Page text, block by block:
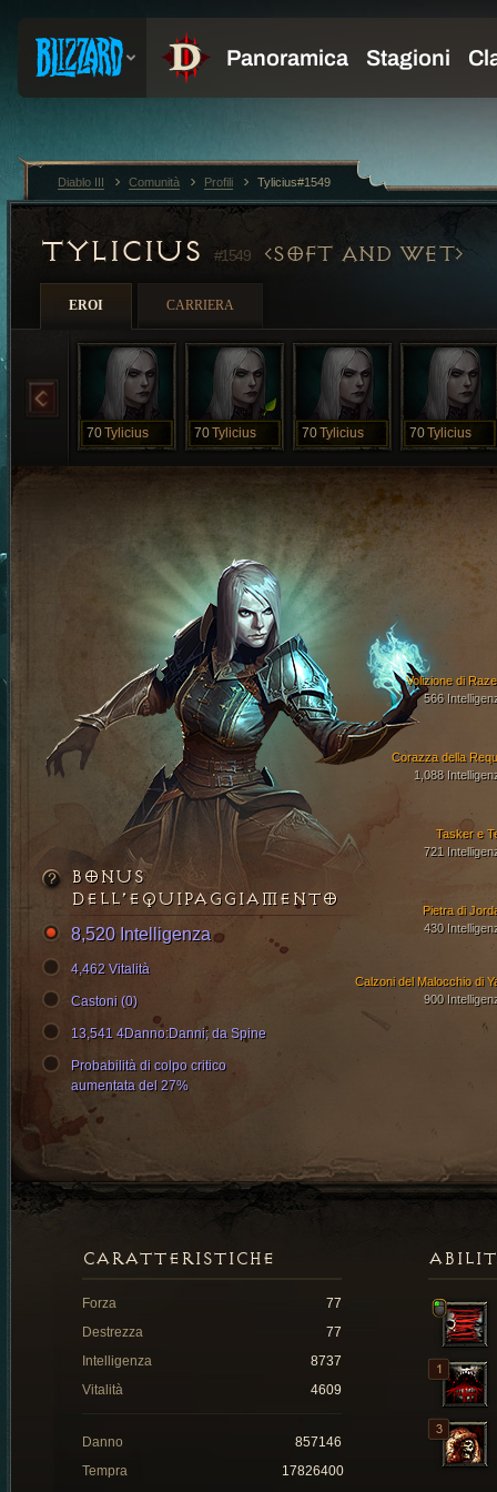
TYLICIUS #1549 SOFT AND WET
EROI CARRIERA
70Tylicius 70Tylicius 70Tylicius 70Tylicius
Corazza della
1,088
Tasker e
721
Volizione di
566
Calzoni del Malocchio di
900
Pietra di
430
BONUS
DELL’EQUIPAGGIAMENTO
8,520 Intelligenza
4,462 Vitalità
Castoni (0)
13,541 4Danno:Danni; da Spine
Probabilità di colpo critico
aumentata del 27%
CARATTERISTICHE
Forza
77
Destrezza
77
Intelligenza
8737
Vitalità
4609
Danno
857146
Tempra
17826400
Diablo III Comunità Profili Tylicius#1549